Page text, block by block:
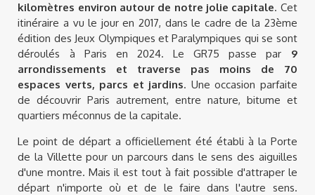
kilomètres environ autour de notre jolie capitale. Cet
itinéraire a vu le jour en 2017, dans le cadre de la 23ème
édition des Jeux Olympiques et Paralympiques qui se sont
déroulés à Paris en 2024. Le GR75 passe par 9
arrondissements et traverse pas moins de 70
espaces verts, parcs et jardins. Une occasion parfaite
de découvrir Paris autrement, entre nature, bitume et
quartiers méconnus de la capitale.
Le point de départ a officiellement été établi à la Porte
de la Villette pour un parcours dans le sens des aiguilles
d'une montre. Mais il est tout à fait possible d'attraper le
départ n'importe où et de le faire dans l'autre sens.